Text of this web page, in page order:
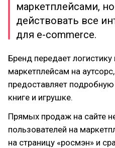
маркетплейсами,
действовать все
для e-commerce.
Бренд передает
маркетплейсам на
предоставляет
книге и игрушке.
Прямых продаж на сайте
пользователей на
на страницу «росмэн» и